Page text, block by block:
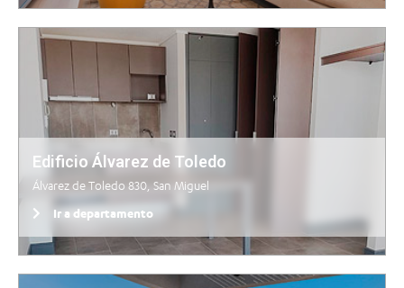
Edificio Álvarez de Toledo
Álvarez de Toledo 830, San Miguel
Ir a departamento